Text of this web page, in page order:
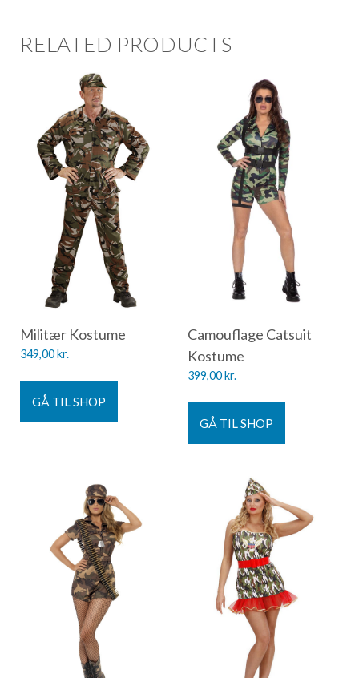
RELATED PRODUCTS
Militær Kostume
349,00kr.
GÅ TIL SHOP
Camouflage Catsuit
Kostume
399,00kr.
GÅ TIL SHOP